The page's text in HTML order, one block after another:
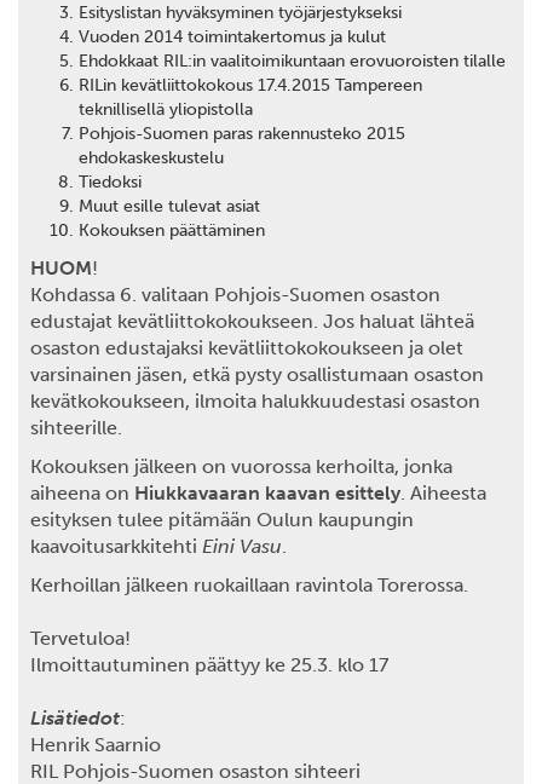
Esityslistan hyväksyminen työjärjestykseksi
Vuoden 2014 toimintakertomus ja kulut
Ehdokkaat RIL:in vaalitoimikuntaan erovuoroisten tilalle
RILin kevätliittokokous 17.4.2015 Tampereen
teknillisellä yliopistolla
Pohjois-Suomen paras rakennusteko 2015
ehdokaskeskustelu
Tiedoksi
Muut esille tulevat asiat
Kokouksen päättäminen
HUOM!
Kohdassa 6. valitaan Pohjois-Suomen osaston
edustajat kevätliittokokoukseen. Jos haluat lähteä
osaston edustajaksi kevätliittokokoukseen ja olet
varsinainen jäsen, etkä pysty osallistumaan osaston
kevätkokoukseen, ilmoita halukkuudestasi osaston
sihteerille.
Kokouksen jälkeen on vuorossa kerhoilta, jonka
aiheena on Hiukkavaaran kaavan esittely. Aiheesta
esityksen tulee pitämään Oulun kaupungin
kaavoitusarkkitehti Eini Vasu.
Kerhoillan jälkeen ruokaillaan ravintola Torerossa.
Tervetuloa!
Ilmoittautuminen päättyy ke 25.3. klo 17
Lisätiedot:
Henrik Saarnio
RIL Pohjois-Suomen osaston sihteeri